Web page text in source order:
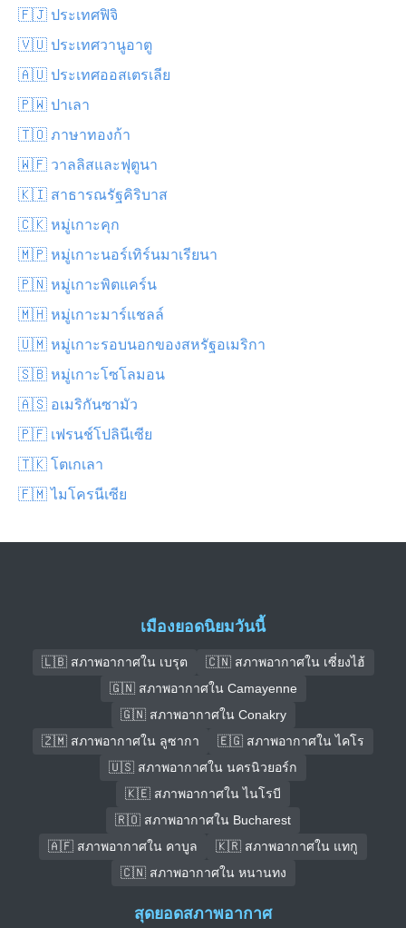
🇫🇯 ประเทศฟิจิ
🇻🇺 ประเทศวานูอาตู
🇦🇺 ประเทศออสเตรเลีย
🇵🇼 ปาเลา
🇹🇴 ภาษาทองก้า
🇼🇫 วาลลิสและฟุตูนา
🇰🇮 สาธารณรัฐคิริบาส
🇨🇰 หมู่เกาะคุก
🇲🇵 หมู่เกาะนอร์เทิร์นมาเรียนา
🇵🇳 หมู่เกาะพิตแคร์น
🇲🇭 หมู่เกาะมาร์แชลล์
🇺🇲 หมู่เกาะรอบนอกของสหรัฐอเมริกา
🇸🇧 หมู่เกาะโซโลมอน
🇦🇸 อเมริกันซามัว
🇵🇫 เฟรนช์โปลินีเซีย
🇹🇰 โตเกเลา
🇫🇲 ไมโครนีเซีย
เมืองยอดนิยมวันนี้
🇱🇧 สภาพอากาศใน เบรุต
🇨🇳 สภาพอากาศใน เซี่ยงไฮ้
🇬🇳 สภาพอากาศใน Camayenne
🇬🇳 สภาพอากาศใน Conakry
🇿🇲 สภาพอากาศใน ลูซากา
🇪🇬 สภาพอากาศใน ไคโร
🇺🇸 สภาพอากาศใน นครนิวยอร์ก
🇰🇪 สภาพอากาศใน ไนโรบี
🇷🇴 สภาพอากาศใน Bucharest
🇦🇫 สภาพอากาศใน คาบูล
🇰🇷 สภาพอากาศใน แทกู
🇨🇳 สภาพอากาศใน หนานทง
สุดยอดสภาพอากาศ